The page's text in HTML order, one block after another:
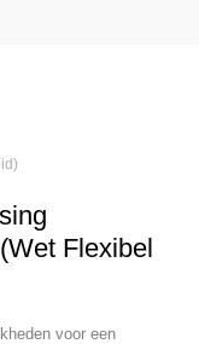
Flexibel
voor een